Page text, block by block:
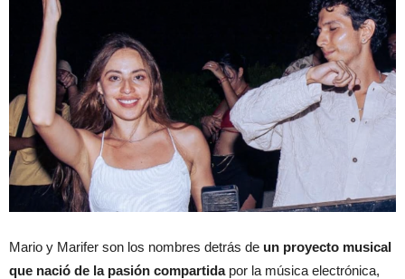
Mario y Marifer son los nombres detrás de un proyecto musical
que nació de la pasión compartida por la música electrónica,